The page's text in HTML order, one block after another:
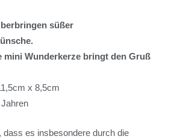
süßer
mini Wunderkerze bringt den Gruß
x 8,5cm
dass es insbesondere durch die